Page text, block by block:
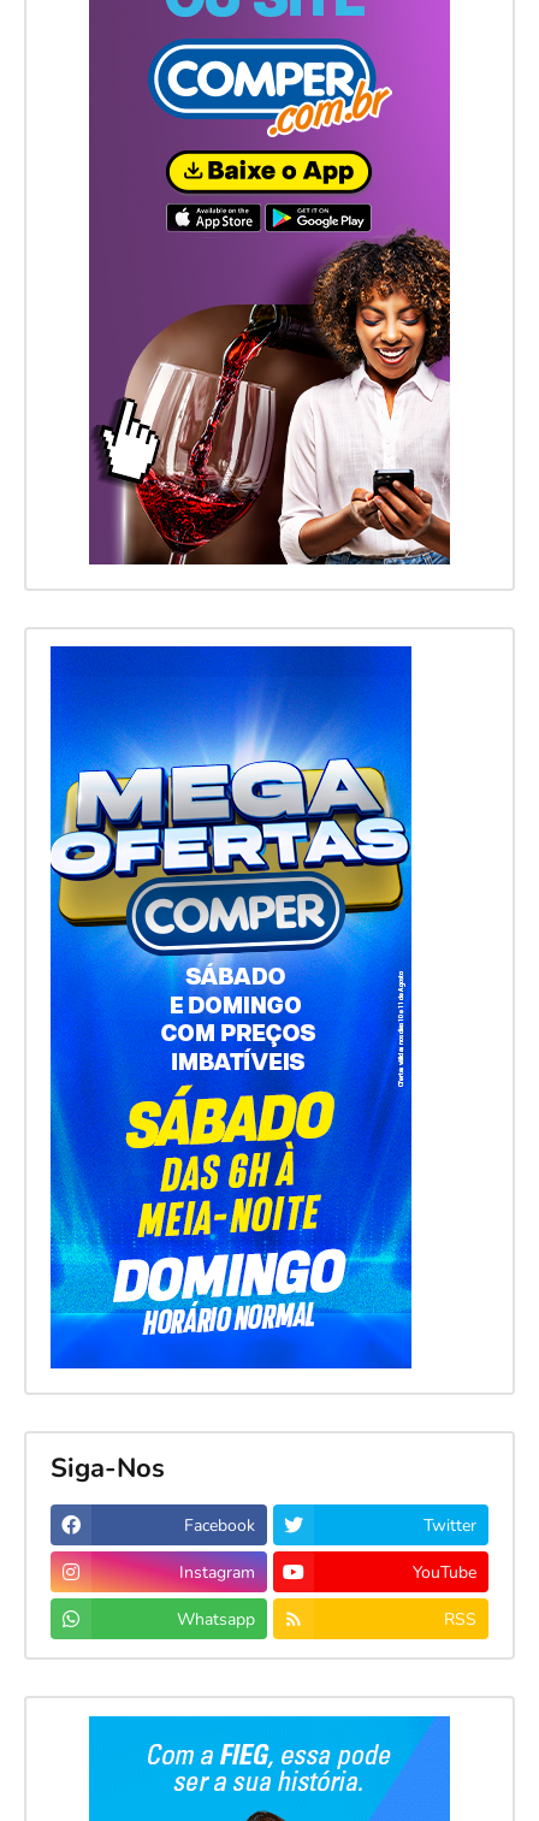
Siga-Nos
Facebook Twitter
Instagram YouTube
Whatsapp RSS